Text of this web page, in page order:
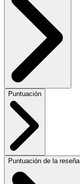
Puntuación
Puntuación de la reseña